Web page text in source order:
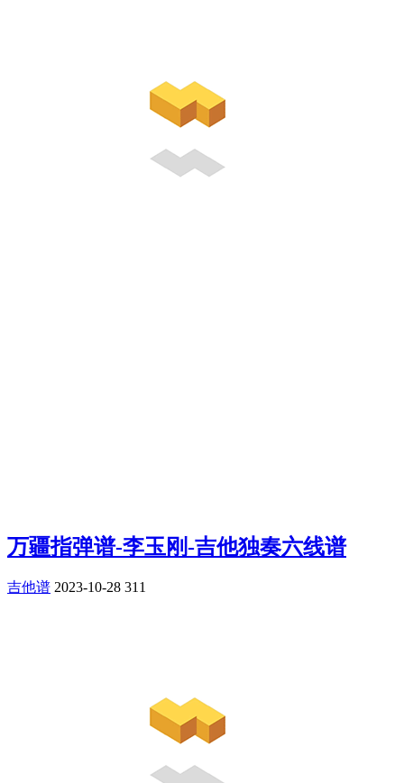
万疆指弹谱-李玉刚-吉他独奏六线谱
吉他谱 2023-10-28 311